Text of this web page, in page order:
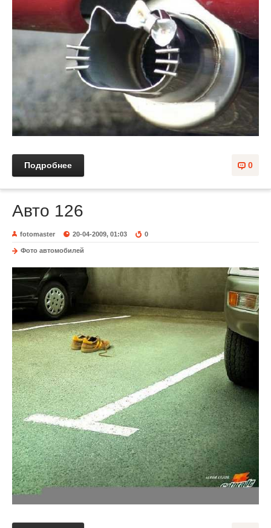
0
Подробнее
Авто 126
fotomaster 20-04-2009, 01:03 0
Фото автомобилей